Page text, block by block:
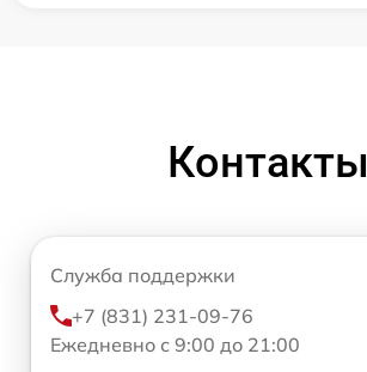
Контакты
Служба поддержки
+7 (831) 231-09-76
Ежедневно с 9:00 до 21:00